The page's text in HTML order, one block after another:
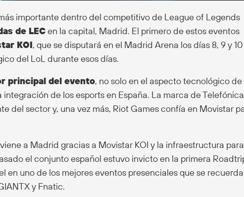
importante dentro del competitivo de League of Legends
de LECen la capital, Madrid. El primero de estos eventos
KOI, que se disputará en el Madrid Arena los días 8, 9 y 10
del LoL durante esos días.
principal del evento, no solo en el aspecto tecnológico de
de los esports en España. La marca de Telefónica
del sector y, una vez más, Riot Games confía en Movistar
a Madrid gracias a Movistar KOI y la infraestructura para
el conjunto español estuvo invicto en la primera
en uno de los mejores eventos presenciales que se
y Fnatic.